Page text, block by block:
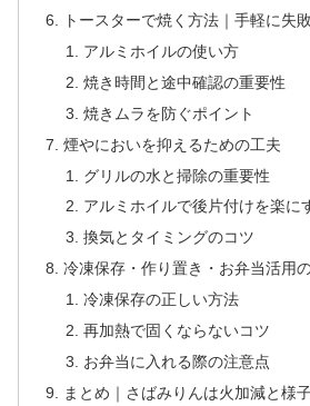
トースターで焼く方法｜手軽に失
アルミホイルの使い方
焼き時間と途中確認の重要性
焼きムラを防ぐポイント
煙やにおいを抑えるための工夫
グリルの水と掃除の重要性
アルミホイルで後片付けを楽に
換気とタイミングのコツ
冷凍保存・作り置き・お弁当活用
冷凍保存の正しい方法
再加熱で固くならないコツ
お弁当に入れる際の注意点
まとめ｜さばみりんは火加減と様